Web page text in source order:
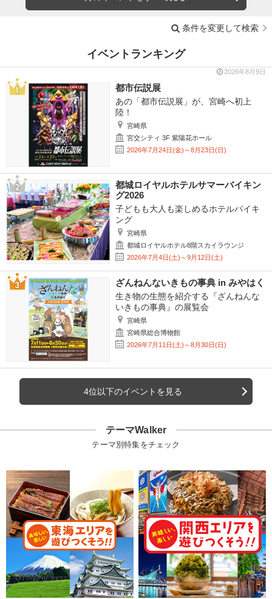
条件を変更して検索
イベントランキング
2026年8月9日
都市伝説展
あの「都市伝説展」が、宮崎へ初上
陸！
宮崎県
宮交シティ 3F 紫陽花ホール
2026年7月24日(金)～8月23日(日)
都城ロイヤルホテルサマーバイキン
グ2026
子どもも大人も楽しめるホテルバイキ
ング
宮崎県
都城ロイヤルホテル8階スカイラウンジ
2026年7月4日(土)～9月12日(土)
ざんねんないきもの事典 in みやはく
生き物の生態を紹介する『ざんねんな
いきもの事典』の展覧会
宮崎県
宮崎県総合博物館
2026年7月11日(土)～8月30日(日)
4位以下のイベントを見る
テーマWalker
テーマ別特集をチェック